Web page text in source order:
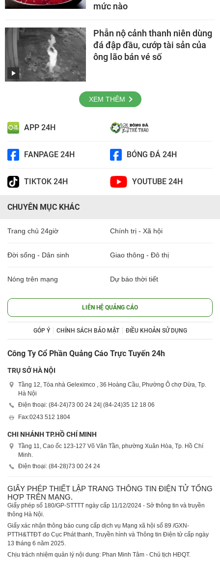
mức nào
Phẫn nộ cảnh thanh niên dùng
đá đập đầu, cướp tài sản của
ông lão bán vé số
XEM THÊM
APP 24H
FANPAGE 24H BÓNG ĐÁ 24H
TIKTOK 24H YOUTUBE 24H
CHUYÊN MỤC KHÁC
Trang chủ 24giờ Chính trị - Xã hội
Đời sống - Dân sinh Giao thông - Đô thị
Nóng trên mạng Dự báo thời tiết
LIÊN HỆ QUẢNG CÁO
GÓP Ý CHÍNH SÁCH BẢO MẬT ĐIỀU KHOẢN SỬ DỤNG
Công Ty Cổ Phần Quảng Cáo Trực Tuyến 24h
TRỤ SỞ HÀ NỘI
Tầng 12, Tòa nhà Geleximco , 36 Hoàng Cầu, Phường Ô chợ Dừa, Tp.
Hà Nội
Điện thoại: (84-24)73 00 24 24| (84-24)35 12 18 06
Fax:0243 512 1804
CHI NHÁNH TP.HỒ CHÍ MINH
Tầng 11, Cao ốc 123-127 Võ Văn Tần, phường Xuân Hòa, Tp. Hồ Chí
Minh.
Điện thoại: (84-28)73 00 24 24
GIẤY PHÉP THIẾT LẬP TRANG THÔNG TIN ĐIỆN TỬ TỔNG
HỢP TRÊN MẠNG.
Giấy phép số 180/GP-STTTT ngày cấp 11/12/2024 - Sở thông tin và truyền
thông Hà Nội.
Giấy xác nhận thông báo cung cấp dịch vụ Mạng xã hội số 89 /GXN-
PTTH&TTĐT do Cục Phát thanh, Truyền hình và Thông tin Điện tử cấp ngày
13 tháng 6 năm 2025.
Chịu trách nhiệm quản lý nội dung: Phan Minh Tâm - Chủ tịch HĐQT.